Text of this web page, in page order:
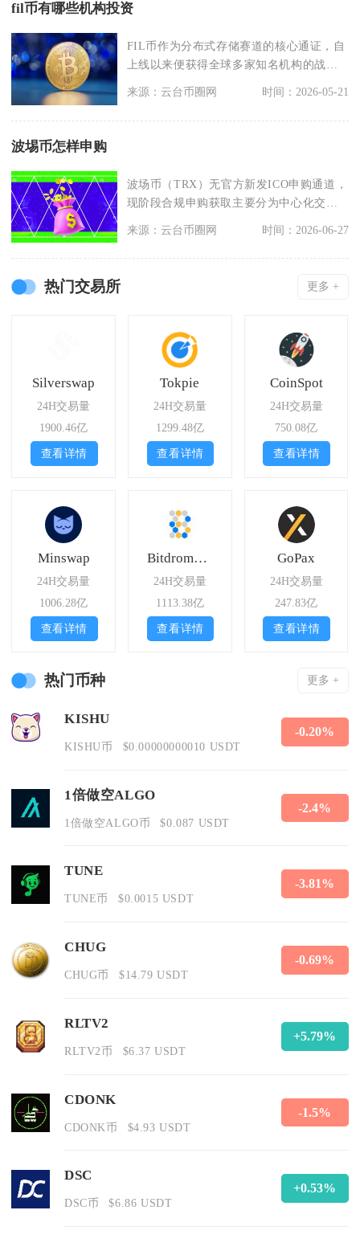
fil币有哪些机构投资
FIL币作为分布式存储赛道的核心通证，自
上线以来便获得全球多家知名机构的战略
投资与布局，参
来源：云台币圈网 时间：2026-05-21
波埸币怎样申购
波场币（TRX）无官方新发ICO申购通道，
现阶段合规申购获取主要分为中心化交易
来源：云台币圈网 时间：2026-06-27
热门交易所 更多 +
Silverswap
24H交易量
1900.46亿
查看详情
Tokpie
24H交易量
1299.48亿
查看详情
CoinSpot
24H交易量
750.08亿
查看详情
Minswap
24H交易量
1006.28亿
查看详情
Bitdrome Finance
24H交易量
1113.38亿
查看详情
GoPax
24H交易量
247.83亿
查看详情
热门币种 更多 +
KISHU
KISHU币 $0.00000000010 USDT
-0.20%
1倍做空ALGO
1倍做空ALGO币 $0.087 USDT
-2.4%
TUNE
TUNE币 $0.0015 USDT
-3.81%
CHUG
CHUG币 $14.79 USDT
-0.69%
RLTV2
RLTV2币 $6.37 USDT
+5.79%
CDONK
CDONK币 $4.93 USDT
-1.5%
DSC
DSC币 $6.86 USDT
+0.53%